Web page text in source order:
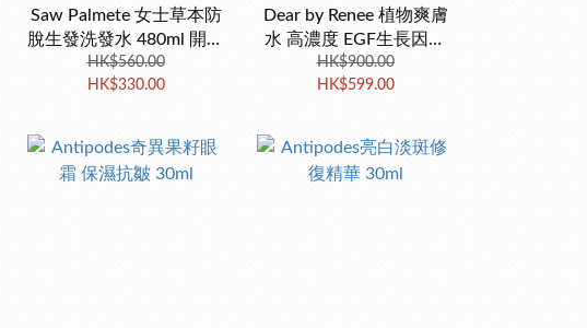
Saw Palmete 女士草本防
脫生發洗發水 480ml 開封
後6個月內用完
HK$560.00
HK$330.00
Dear by Renee 植物爽膚
水 高濃度 EGF生長因子
精華 30ML
HK$900.00
HK$599.00